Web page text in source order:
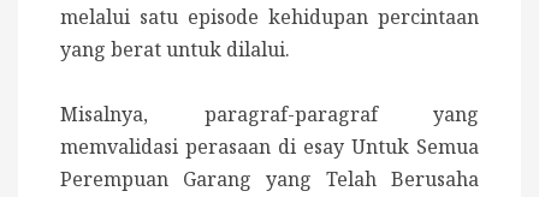
melalui satu episode kehidupan percintaan
yang berat untuk dilalui.
Misalnya, paragraf-paragraf yang
memvalidasi perasaan di esay Untuk Semua
Perempuan Garang yang Telah Berusaha